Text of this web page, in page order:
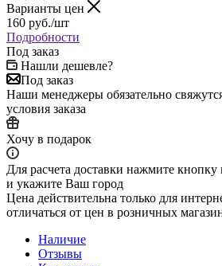
Варианты цен
160 руб./шт
Подробности
Под заказ
Нашли дешевле?
Под заказ
Наши менеджеры обязательно
условия заказа
Хочу в подарок
Для расчета доставки нажмите
и укажите Ваш город
Цена действительна только для
отличаться от цен в розничных
Наличие
Отзывы